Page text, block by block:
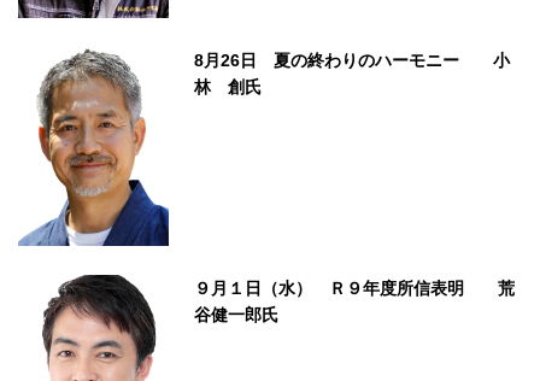
8月26日 夏の終わりのハーモニー 小
林 創氏
９月１日（水） Ｒ９年度所信表明 荒
谷健一郎氏